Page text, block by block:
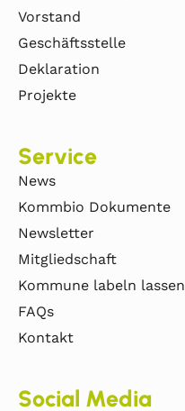
Vorstand
Geschäftsstelle
Deklaration
Projekte
Service
News
Kommbio Dokumente
Newsletter
Mitgliedschaft
Kommune labeln lassen
FAQs
Kontakt
Social Media